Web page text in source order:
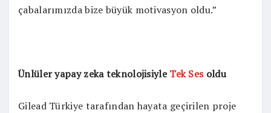
çabalarımızda bize büyük motivasyon oldu.”
Ünlüler yapay zeka teknolojisiyleTek Sesoldu
Gilead Türkiye tarafından hayata geçirilen proje